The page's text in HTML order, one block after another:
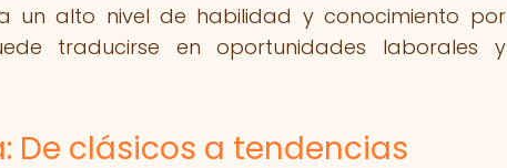
un alto nivel de habilidad y conocimiento por
traducirse en oportunidades laborales y
De clásicos a tendencias